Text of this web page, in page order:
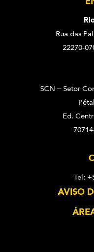
Rua das
22270-
SCN – Setor
Ed.
Tel:
AVISO